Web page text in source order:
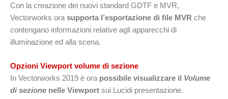
Con la creazione dei nuovi standard GDTF e MVR,
Vectorworks ora supporta l’esportazione di file MVR che
contengano informazioni relative agli apparecchi di
illuminazione ed alla scena.
Opzioni Viewport volume di sezione
In Vectorworks 2019 è ora possibile visualizzare il Volume
di sezione nelle Viewport sui Lucidi presentazione.